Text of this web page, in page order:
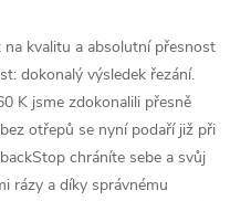
kvalitu a absolutní přesnost
dokonalý výsledek řezání.
K jsme zdokonalili přesně
otřepů se nyní podaří již při
chráníte sebe a svůj
rázy a díky správnému